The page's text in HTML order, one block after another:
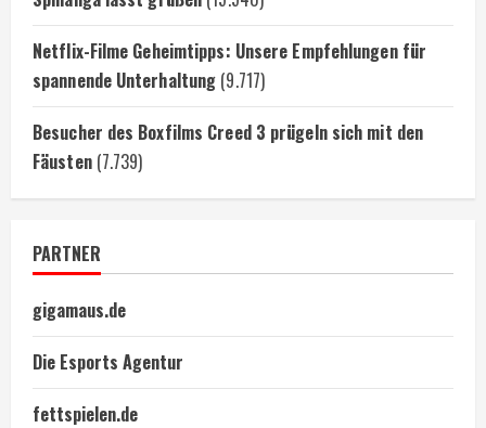
Netflix-Filme Geheimtipps: Unsere Empfehlungen für
spannende Unterhaltung (9.717)
Besucher des Boxfilms Creed 3 prügeln sich mit den
Fäusten (7.739)
PARTNER
gigamaus.de
Die Esports Agentur
fettspielen.de